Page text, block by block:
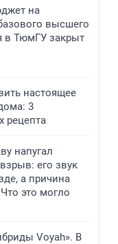
на
высшего
в ТюмГУ закрыт
настоящее
3
рецепта
напугал
его звук
а причина
это могло
Voyah». В